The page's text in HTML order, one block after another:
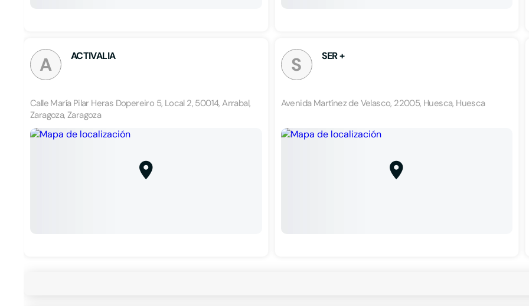
A ACTIVALIA
Calle María Pilar Heras Dopereiro 5, Local 2, 50014, Arrabal,
Zaragoza, Zaragoza
S SER +
Avenida Martínez de Velasco, 22005, Huesca, Huesca